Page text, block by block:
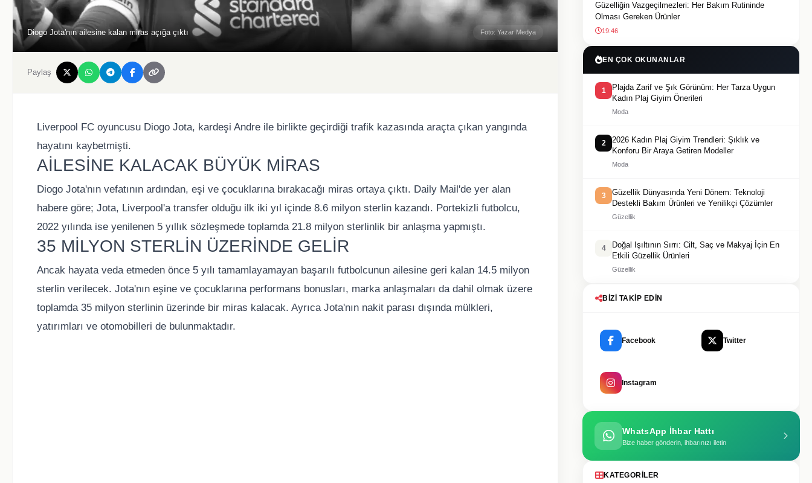
Diogo Jota'nın ailesine kalan miras açığa çıktı Foto: Yazar Medya
Paylaş
Liverpool FC oyuncusu Diogo Jota, kardeşi Andre ile birlikte geçirdiği trafik kazasında araçta çıkan yangında
hayatını kaybetmişti.
AİLESİNE KALACAK BÜYÜK MİRAS
Diogo Jota'nın vefatının ardından, eşi ve çocuklarına bırakacağı miras ortaya çıktı. Daily Mail'de yer alan
habere göre; Jota, Liverpool'a transfer olduğu ilk iki yıl içinde 8.6 milyon sterlin kazandı. Portekizli futbolcu,
2022 yılında ise yenilenen 5 yıllık sözleşmede toplamda 21.8 milyon sterlinlik bir anlaşma yapmıştı.
35 MİLYON STERLİN ÜZERİNDE GELİR
Ancak hayata veda etmeden önce 5 yılı tamamlayamayan başarılı futbolcunun ailesine geri kalan 14.5 milyon
sterlin verilecek. Jota'nın eşine ve çocuklarına performans bonusları, marka anlaşmaları da dahil olmak üzere
toplamda 35 milyon sterlinin üzerinde bir miras kalacak. Ayrıca Jota'nın nakit parası dışında mülkleri,
yatırımları ve otomobilleri de bulunmaktadır.
Güzelliğin Vazgeçilmezleri: Her Bakım Rutininde
Olması Gereken Ürünler
19:46
EN ÇOK OKUNANLAR
1
Plajda Zarif ve Şık Görünüm: Her Tarza Uygun
Kadın Plaj Giyim Önerileri
Moda
2
2026 Kadın Plaj Giyim Trendleri: Şıklık ve
Konforu Bir Araya Getiren Modeller
Moda
3
Güzellik Dünyasında Yeni Dönem: Teknoloji
Destekli Bakım Ürünleri ve Yenilikçi Çözümler
Güzellik
4
Doğal Işıltının Sırrı: Cilt, Saç ve Makyaj İçin En
Etkili Güzellik Ürünleri
Güzellik
BIZI TAKIP EDIN
Facebook Twitter
Instagram
WhatsApp İhbar Hattı
Bize haber gönderin, ihbarınızı iletin
KATEGORILER